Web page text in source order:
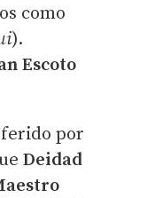
como
).
Escoto
por
Deidad